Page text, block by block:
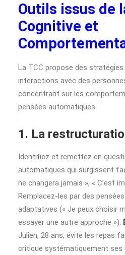
Outils issus de
Cognitive et
La TCC propose des stratégies
interactions avec des
concentrant sur les
pensées automatiques.
1. La
Identifiez et remettez en
automatiques qui surgissent
ne changera jamais », « C’est
Remplacez-les par des
adaptatives (« Je peux choisir
essayer une autre approche »).
Julien, 28 ans, évite les repas
critique systématiquement ses